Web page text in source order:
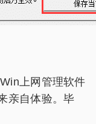
上网管理软件
亲自体验。毕